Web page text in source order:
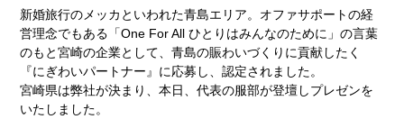
新婚旅行のメッカといわれた青島エリア。オファサポートの経
営理念でもある「One For All ひとりはみんなのために」の言葉
のもと宮崎の企業として、青島の賑わいづくりに貢献したく
『にぎわいパートナー』に応募し、認定されました。
宮崎県は弊社が決まり、本日、代表の服部が登壇しプレゼンを
いたしました。